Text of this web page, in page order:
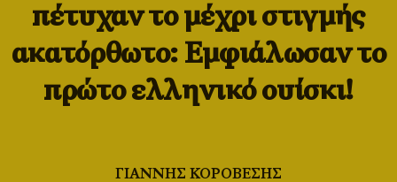
πέτυχαν το μέχρι στιγμής
ακατόρθωτο: Εμφιάλωσαν το
πρώτο ελληνικό ουίσκι!
ΓΙΑΝΝΗΣ ΚΟΡΟΒΕΣΗΣ